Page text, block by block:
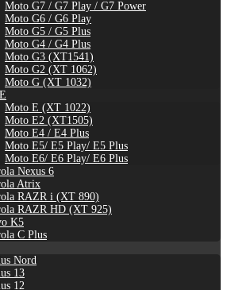
Moto G7 / G7 Play / G7 Power
Moto G6 / G6 Play
Moto G5 / G5 Plus
Moto G4 / G4 Plus
Moto G3 (XT1541)
Moto G2 (XT 1062)
Moto G (XT 1032)
Moto E (XT 1022)
Moto E2 (XT1505)
Moto E4 / E4 Plus
Moto E5/ E5 Play/ E5 Plus
Moto E6/ E6 Play/ E6 Plus
Nexus 6
Atrix
RAZR i (XT 890)
RAZR HD (XT 925)
K5
C Plus
Nord
13
12